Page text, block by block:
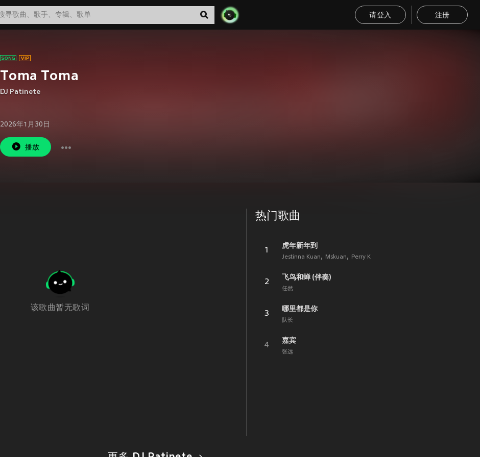
请登入 注册
Toma Toma
DJ Patinete
2026年1月30日
播放
该歌曲暂无歌词
热门歌曲
1
虎年新年到
Jestinna Kuan Mskuan Perry K
2
飞鸟和蝉 (伴奏)
任然
3
哪里都是你
队长
4
嘉宾
张远